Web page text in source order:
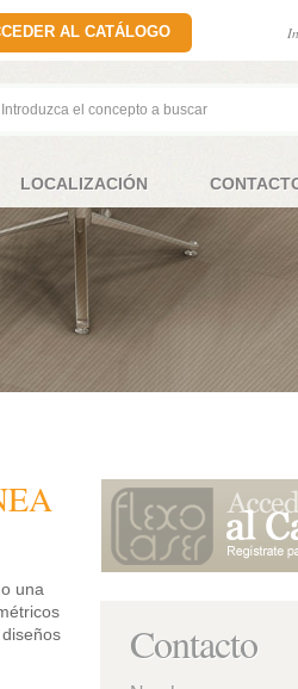
AL CATÁLOGO
LOCALIZACIÓN
una
Contacto